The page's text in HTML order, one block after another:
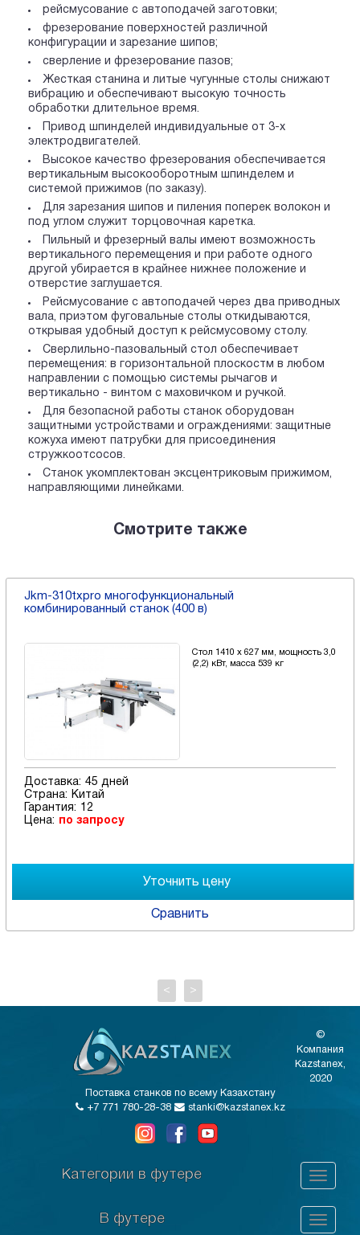
рейсмусование с автоподачей заготовки;
фрезерование поверхностей различной
конфигурации и зарезание шипов;
сверление и фрезерование пазов;
Жесткая станина и литые чугунные столы снижают
вибрацию и обеспечивают высокую точность
обработки длительное время.
Привод шпинделей индивидуальные от 3-х
электродвигателей.
Высокое качество фрезерования обеспечивается
вертикальным высокооборотным шпинделем и
системой прижимов (по заказу).
Для зарезания шипов и пиления поперек волокон и
под углом служит торцовочная каретка.
Пильный и фрезерный валы имеют возможность
вертикального перемещения и при работе одного
другой убирается в крайнее нижнее положение и
отверстие заглушается.
Рейсмусование с автоподачей через два приводных
вала, приэтом фуговальные столы откидываются,
открывая удобный доступ к рейсмусовому столу.
Сверлильно-пазовальный стол обеспечивает
перемещения: в горизонтальной плоскостм в любом
направлении с помощью системы рычагов и
вертикально - винтом с маховичком и ручкой.
Для безопасной работы станок оборудован
защитными устройствами и ограждениями: защитные
кожуха имеют патрубки для присоединения
стружкоотсосов.
Станок укомплектован эксцентриковым прижимом,
направляющими линейками.
Смотрите также
Jkm-310txpro многофункциональный
комбинированный станок (400 в)
Стол 1410 х 627 мм, мощность 3,0
(2,2) кВт, масса 539 кг
Доставка: 45 дней
Страна:
Китай
Гарантия:
12
Цена:
по запросу
Сравнить
< >
©
Компания
Kazstanex,
2020
Поставка станков по всему Казахстану
+7 771 780-28-38
stanki@kazstanex.kz
Категории в футере
В футере